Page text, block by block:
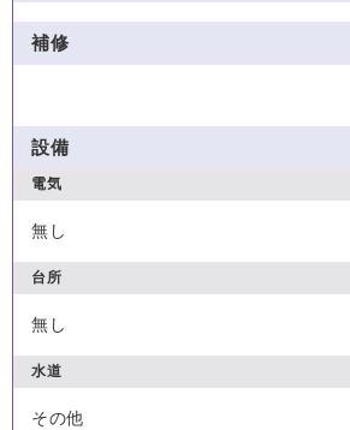
補修
設備
電気
無し
台所
無し
水道
その他